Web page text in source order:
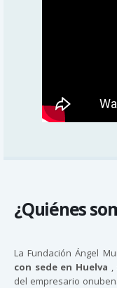
¿Quiénes
La Fundación Ángel
con sede en Huelva ,
del empresario